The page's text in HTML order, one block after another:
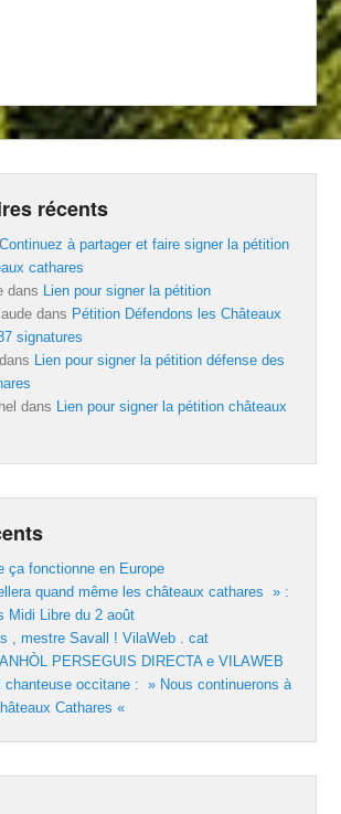
récents
Continuez à partager et faire signer la pétition
cathares
dans
Lien pour signer la pétition
dans Pétition Défendons les Châteaux
signatures
dans
Lien pour signer la pétition défense des
dans
Lien pour signer la pétition châteaux
ça fonctionne en Europe
quand même les châteaux cathares » :
Midi Libre du 2 août
, mestre Savall ! VilaWeb . cat
PERSEGUIS DIRECTA e VILAWEB
chanteuse occitane : » Nous continuerons à
Cathares «